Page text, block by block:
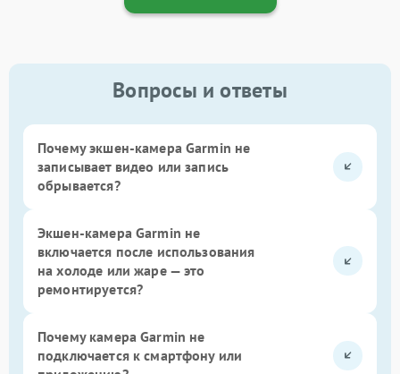
Вопросы и ответы
Почему экшен-камера Garmin не
записывает видео или запись
обрывается?
Экшен-камера Garmin не
включается после использования
на холоде или жаре — это
ремонтируется?
Почему камера Garmin не
подключается к смартфону или